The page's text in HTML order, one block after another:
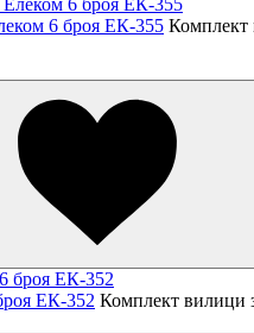
6 броя ЕК-355 Комплект
ЕК-352 Комплект вилици